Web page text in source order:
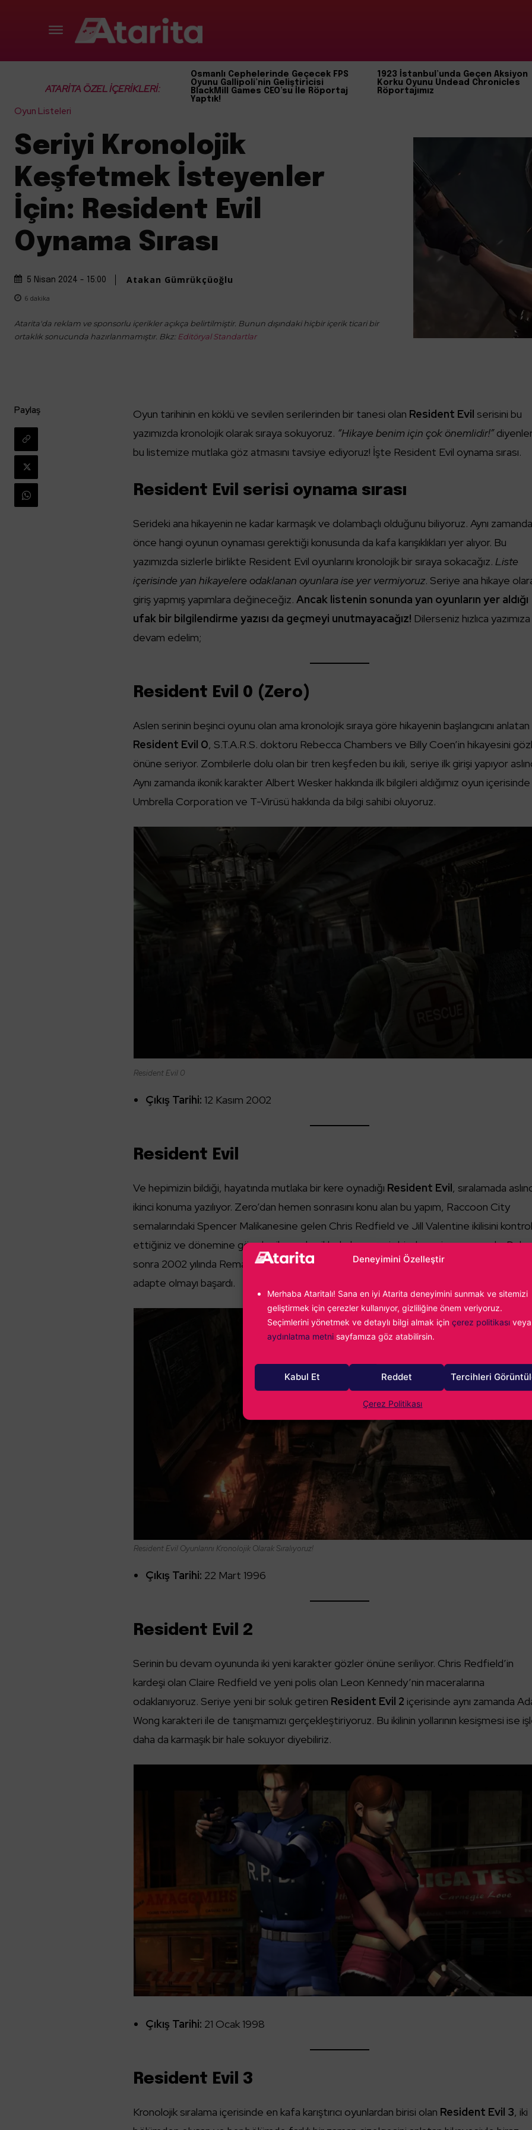
Deneyimini Özelleştir
Merhaba Ataritalı! Sana en iyi Atarita deneyimini sunmak ve sitemizi
geliştirmek için çerezler kullanıyor, gizliliğine önem veriyoruz.
Seçimlerini yönetmek ve detaylı bilgi almak için çerez politikası veya
aydınlatma metni sayfamıza göz atabilirsin.
Kabul Et Reddet Tercihleri
Çerez Politikası
ATARİTA ÖZEL İÇERİKLERİ:
Osmanlı Cephelerinde Geçecek FPS
Oyunu Gallipoli’nin Geliştiricisi
BlackMill Games CEO’su İle Röportaj
Yaptık!
1923 İstanbul’unda Geçen Aksiyon
Korku Oyunu Undead Chronicles
Röportajımız
Oyun Listeleri
Seriyi Kronolojik
Keşfetmek İsteyenler
İçin: Resident Evil
Oynama Sırası
5 Nisan 2024 - 15:00 Atakan Gümrükçüoğlu
6 dakika
Atarita'da reklam ve sponsorlu içerikler açıkça belirtilmiştir. Bunun dışındaki hiçbir içerik ticari bir
ortaklık sonucunda hazırlanmamıştır. Bkz: Editöryal Standartlar
Paylaş Oyun tarihinin en köklü ve sevilen serilerinden bir tanesi olan Resident Evil serisini bu
yazımızda kronolojik olarak sıraya sokuyoruz. “Hikaye benim için çok önemlidir!”
bu listemize mutlaka göz atmasını tavsiye ediyoruz! İşte Resident Evil oynama sırası.
Resident Evil serisi oynama sırası
Serideki ana hikayenin ne kadar karmaşık ve dolambaçlı olduğunu biliyoruz. Aynı
önce hangi oyunun oynaması gerektiği konusunda da kafa karışıklıkları yer alıyor. Bu
yazımızda sizlerle birlikte Resident Evil oyunlarını kronolojik bir sıraya sokacağız.Liste
içerisinde yan hikayelere odaklanan oyunlara ise yer vermiyoruz. Seriye ana hikaye
giriş yapmış yapımlara değineceğiz. Ancak listenin sonunda yan oyunların yer aldığı
ufak bir bilgilendirme yazısı da geçmeyi unutmayacağız! Dilerseniz hızlıca yazımıza
devam edelim;
Resident Evil 0 (Zero)
Aslen serinin beşinci oyunu olan ama kronolojik sıraya göre hikayenin başlangıcını anlatan
Resident Evil 0, S.T.A.R.S. doktoru Rebecca Chambers ve Billy Coen’in hikayesini
önüne seriyor. Zombilerle dolu olan bir tren keşfeden bu ikili, seriye ilk girişi yapıyor
Aynı zamanda ikonik karakter Albert Wesker hakkında ilk bilgileri aldığımız oyun içerisinde
Umbrella Corporation ve T-Virüsü hakkında da bilgi sahibi oluyoruz.
Resident Evil 0
Çıkış Tarihi: 12 Kasım 2002
Resident Evil
Ve hepimizin bildiği, hayatında mutlaka bir kere oynadığı Resident Evil, sıralamada
ikinci konuma yazılıyor. Zero’dan hemen sonrasını konu alan bu yapım, Raccoon City
semalarındaki Spencer Malikanesine gelen Chris Redfield ve Jill Valentine ikilisini
ettiğiniz ve dönemine göre harika mekaniklerle bezenmiş bir deneyim sunuyordu. Daha
sonra 2002 yılında Remastered olarak karşımıza tekrar çıktı ve günümüz kontrollerine
adapte olmayı başardı.
Resident Evil Oyunlarını Kronolojik Olarak Sıralıyoruz!
Çıkış Tarihi: 22 Mart 1996
Resident Evil 2
Serinin bu devam oyununda iki yeni karakter gözler önüne seriliyor. Chris Redfield’in
kardeşi olan Claire Redfield ve yeni polis olan Leon Kennedy’nin maceralarına
odaklanıyoruz. Seriye yeni bir soluk getiren Resident Evil 2 içerisinde aynı zamanda
Wong karakteri ile de tanışmamızı gerçekleştiriyoruz. Bu ikilinin yollarının kesişmesi ise
daha da karmaşık bir hale sokuyor diyebiliriz.
Çıkış Tarihi: 21 Ocak 1998
Resident Evil 3
Kronolojik sıralama içerisinde en kafa karıştırıcı oyunlardan birisi olan Resident Evil 3, iki